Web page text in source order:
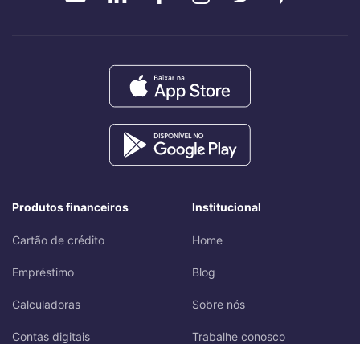
Produtos financeiros
Cartão de crédito
Empréstimo
Calculadoras
Contas digitais
Institucional
Home
Blog
Sobre nós
Trabalhe conosco